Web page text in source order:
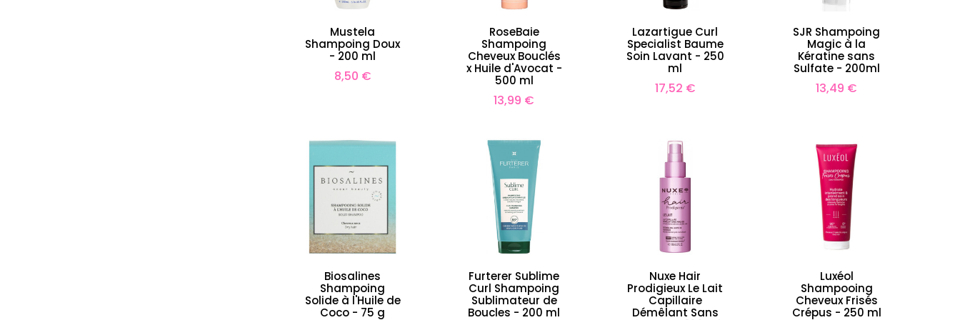
Mustela
Shampoing Doux
- 200 ml
Prix
8,50 €
RoseBaie
Shampoing
Cheveux Bouclés
x Huile d'Avocat -
500 ml
Prix
13,99 €
Lazartigue Curl
Specialist Baume
Soin Lavant - 250
ml
Prix
17,52 €
SJR Shampoing
Magic à la
Kératine sans
Sulfate - 200ml
Prix
13,49 €
Biosalines
Shampoing
Solide à l'Huile de
Coco - 75 g
Furterer Sublime
Curl Shampoing
Sublimateur de
Boucles - 200 ml
Nuxe Hair
Prodigieux Le Lait
Capillaire
Démêlant Sans
Luxéol
Shampooing
Cheveux Frisés
Crépus - 250 ml